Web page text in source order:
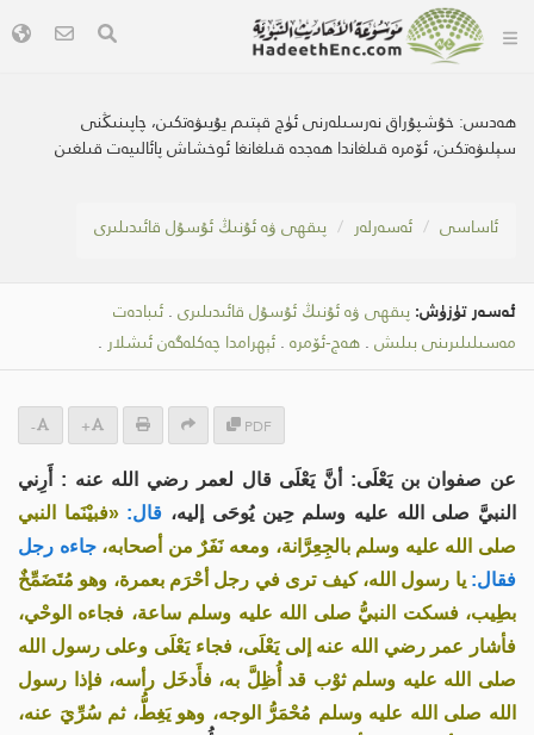
ھەدىس: خۇشپۇراق نەرسىلەرنى ئۈچ قېتىم يۇيىۋەتكىن، چاپىنىڭنى
سېلىۋەتكىن، ئۆمرە قىلغاندا ھەجدە قىلغانغا ئوخشاش پائالىيەت قىلغىن
ئاساسى ئەسەرلەر پىقھى ۋە ئۇنىڭ ئۇسۇل قائىدىلىرى
ئەسەر تۈزۈش: پىقھى ۋە ئۇنىڭ ئۇسۇل قائىدىلىرى . ئىبادەت
مەسىلىلىرىنى بىلىش . ھەج-ئۆمرە . ئېھرامدا چەكلەگەن ئىشلار .
PDF
+
-
عن صفوان بن يَعْلَى: أنَّ يَعْلَى قال لعمر رضي الله عنه : أَرِني
النبيَّ صلى الله عليه وسلم حِين يُوحَى إليه، قال: «فبيْنَما النبي
صلى الله عليه وسلم بالجِعِرَّانة، ومعه نَفَرٌ من أصحابه، جاءه رجل
فقال: يا رسول الله، كيف ترى في رجل أحْرَم بعمرة، وهو مُتَضَمِّخٌ
بطِيب، فسكت النبيُّ صلى الله عليه وسلم ساعة، فجاءه الوحْي،
فأشار عمر رضي الله عنه إلى يَعْلَى، فجاء يَعْلَى وعلى رسول الله
صلى الله عليه وسلم ثوْب قد أُظِلَّ به، فأَدخَل رأسه، فإذا رسول
الله صلى الله عليه وسلم مُحْمَرُّ الوجه، وهو يَغِطُّ، ثم سُرِّيَ عنه،